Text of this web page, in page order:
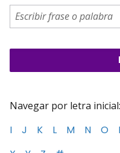
Navegar por letra inicial:
I
J K L M N O